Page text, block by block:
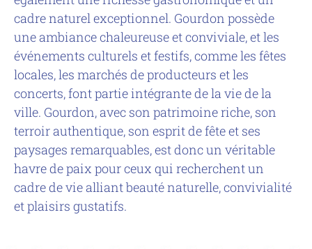
cadre naturel exceptionnel. Gourdon possède
une ambiance chaleureuse et conviviale, et les
événements culturels et festifs, comme les fêtes
locales, les marchés de producteurs et les
concerts, font partie intégrante de la vie de la
ville. Gourdon, avec son patrimoine riche, son
terroir authentique, son esprit de fête et ses
paysages remarquables, est donc un véritable
havre de paix pour ceux qui recherchent un
cadre de vie alliant beauté naturelle, convivialité
et plaisirs gustatifs.